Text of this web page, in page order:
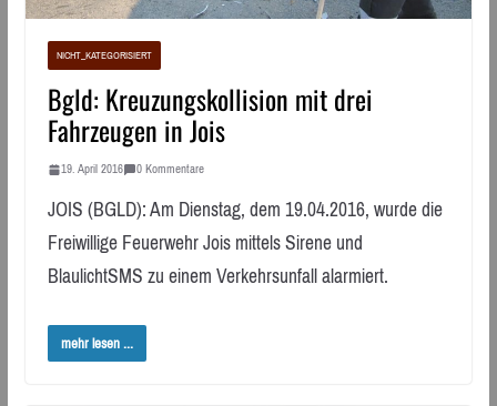
NICHT_KATEGORISIERT
Bgld: Kreuzungskollision mit drei
Fahrzeugen in Jois
19. April 2016 0 Kommentare
JOIS (BGLD): Am Dienstag, dem 19.04.2016, wurde die
Freiwillige Feuerwehr Jois mittels Sirene und
BlaulichtSMS zu einem Verkehrsunfall alarmiert.
mehr lesen ...